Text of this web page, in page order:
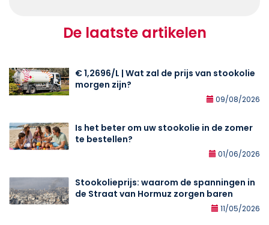
De laatste artikelen
€ 1,2696/L | Wat zal de prijs van stookolie
morgen zijn?
09/08/2026
Is het beter om uw stookolie in de zomer
te bestellen?
01/06/2026
Stookolieprijs: waarom de spanningen in
de Straat van Hormuz zorgen baren
11/05/2026